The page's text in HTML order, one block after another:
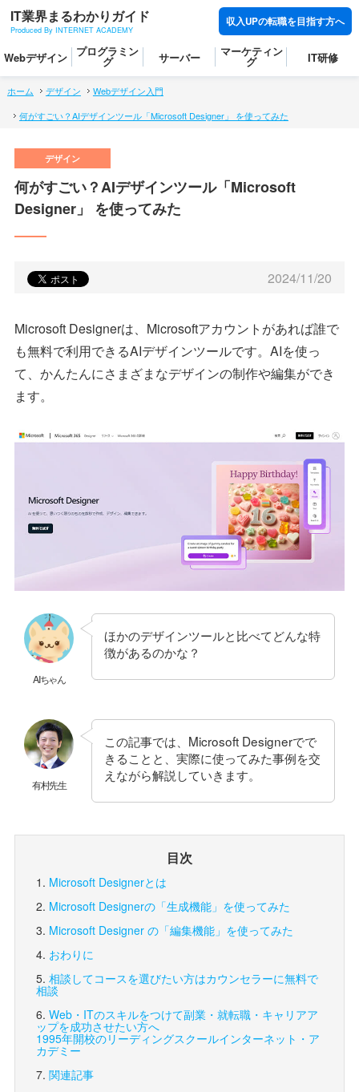
IT業界まるわかりガイド
Produced By INTERNET ACADEMY
収入UPの転職を目指す方へ
Webデザイン プログラミン
グ サーバー マーケティン
グ IT研修
ホーム デザイン
Webデザイン入門
何がすごい？AIデザインツール「Microsoft Designer」 を使ってみた
何がすごい？AIデザインツール「Microsoft
Designer」 を使ってみた
2024/11/20
Microsoft Designerは、Microsoftアカウントがあれば誰で
も無料で利用できるAIデザインツールです。AIを使っ
て、かんたんにさまざまなデザインの制作や編集ができ
ます。
AIちゃん
ほかのデザインツールと比べてどんな特
徴があるのかな？
有村先生
この記事では、Microsoft Designerでで
きることと、実際に使ってみた事例を交
えながら解説していきます。
目次
Microsoft Designerとは
Microsoft Designerの「生成機能」を使ってみた
Microsoft Designer の「編集機能」を使ってみた
おわりに
相談してコースを選びたい方はカウンセラーに無料で
相談
Web・ITのスキルをつけて副業・就転職・キャリアア
ップを成功させたい方へ
1995年開校のリーディングスクールインターネット・ア
カデミー
関連記事